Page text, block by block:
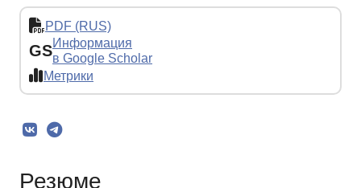
PDF (RUS)
GSИнформация
в Google Scholar
Метрики
Резюме